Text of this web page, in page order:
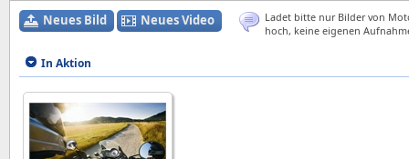
Neues Bild Neues Video
Ladet bitte nur Bilder von
hoch, keine eigenen
In Aktion